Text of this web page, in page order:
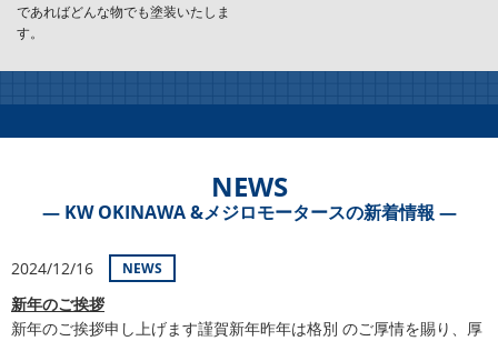
であればどんな物でも塗装いたしま
す。
NEWS
― KW OKINAWA &メジロモータースの新着情報 ―
2024/12/16 NEWS
新年のご挨拶
新年のご挨拶申し上げます謹賀新年昨年は格別 のご厚情を賜り、厚